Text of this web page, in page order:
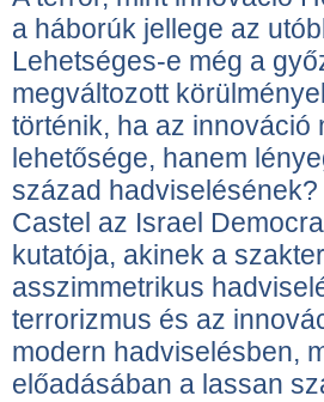
a háborúk jellege az
Lehetséges-e még a
megváltozott
történik, ha az innováció
lehetősége, hanem
század hadviselésének?
Castel az Israel
kutatója, akinek a
asszimmetrikus
terrorizmus és az
modern hadviselésben,
előadásában a lassan